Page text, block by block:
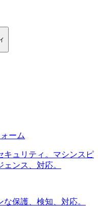
ーム
キュリティ。マシンスピ
ンス、対応。
保護、検知、対応。